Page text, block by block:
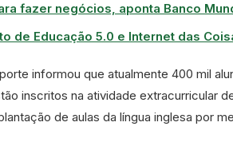
fazer negócios, aponta Banco
de Educação 5.0 e Internet das
informou que atualmente 400 mil
inscritos na atividade extracurricular
de aulas da língua inglesa por